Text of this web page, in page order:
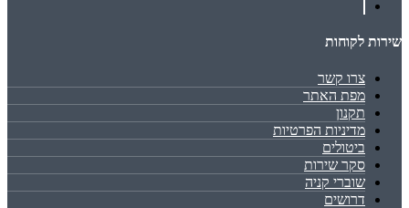
שירות לקוחות
צרו קשר
מפת האתר
תקנון
מדיניות הפרטיות
ביטולים
סקר שירות
שוברי קניה
דרושים